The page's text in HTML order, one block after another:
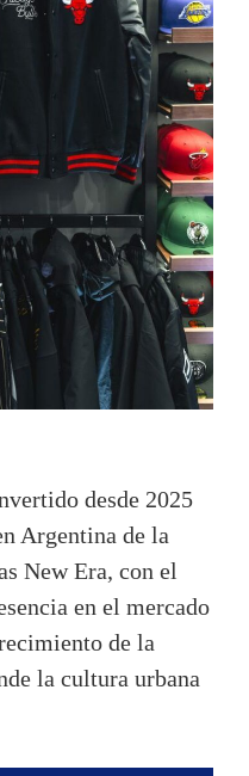
desde 2025
Argentina de la
New Era, con el
en el mercado
de la
la cultura urbana